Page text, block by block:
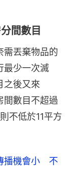
間數目
需丟棄物品的
最少一次滅
之後又來
間數目不超過
不低於11平方
播機會小 不